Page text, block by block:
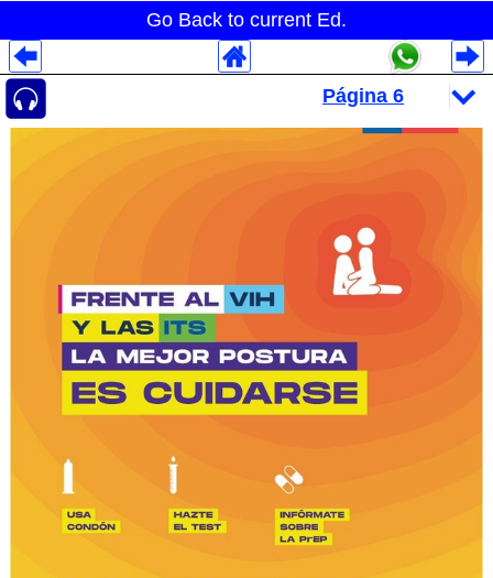
Go Back to current Ed.
Despliegues Analytics
Despliegues Totales